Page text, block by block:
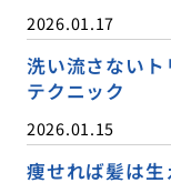
2026.01.17
洗い流さない
テクニック
2026.01.15
痩せれば髪は